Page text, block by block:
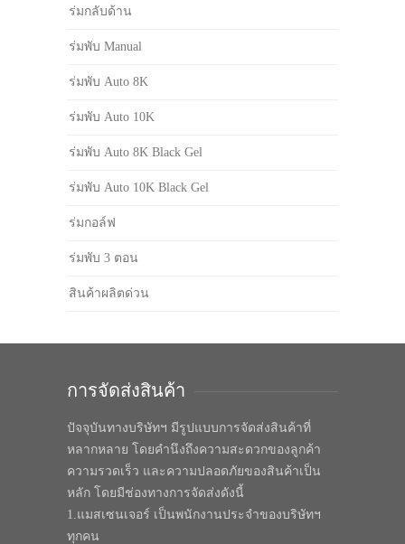
ร่มกลับด้าน
ร่มพับ Manual
ร่มพับ Auto 8K
ร่มพับ Auto 10K
ร่มพับ Auto 8K Black Gel
ร่มพับ Auto 10K Black Gel
ร่มกอล์ฟ
ร่มพับ 3 ตอน
สินค้าผลิตด่วน
การจัดส่งสินค้า
ปัจจุบันทางบริษัทฯ มีรูปแบบการจัดส่งสินค้าที่
หลากหลาย โดยคำนึงถึงความสะดวกของลูกค้า
ความรวดเร็ว และความปลอดภัยของสินค้าเป็น
หลัก โดยมีช่องทางการจัดส่งดังนี้
1.แมสเซนเจอร์ เป็นพนักงานประจำของบริษัทฯ
ทุกคน